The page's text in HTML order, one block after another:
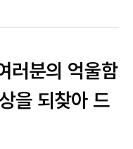
러분의 억울함
을 되찾아 드